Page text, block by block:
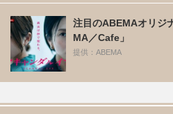
注目のABEMAオリジ
MA／Cafe」
提供：ABEMA